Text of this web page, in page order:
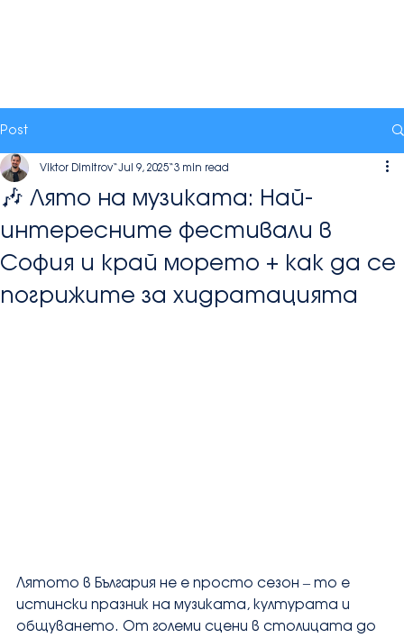
Post
🎶 Лято на музиката: Най-
интересните фестивали в
София и край морето + как да се
погрижите за хидратацията
Viktor Dimitrov Jul 9, 2025 3 min read
Лятото в България не е просто сезон – то е
истински празник на музиката, културата и
общуването. От големи сцени в столицата до